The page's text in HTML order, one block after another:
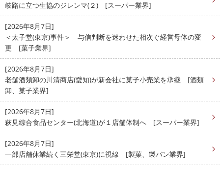
岐路に立つ生協のジレンマ(２) [スーパー業界]
[2026年8月7日]
＜太子堂(東京)事件＞ 与信判断を迷わせた相次ぐ経営母体の変
更 [菓子業界]
[2026年8月7日]
老舗酒類卸の川清商店(愛知)が新会社に菓子小売業を承継 [酒類
卸、菓子業界]
[2026年8月7日]
萩見綜合食品センター(北海道)が１店舗体制へ [スーパー業界]
[2026年8月7日]
一部店舗休業続く三栄堂(東京)に視線 [製菓、製パン業界]